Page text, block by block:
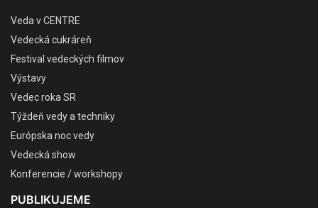
Veda v CENTRE
Vedecká cukráreň
Festival vedeckých filmov
Výstavy
Vedec roka SR
Týždeň vedy a techniky
Európska noc vedy
Vedecká show
Konferencie / workshopy
PUBLIKUJEME